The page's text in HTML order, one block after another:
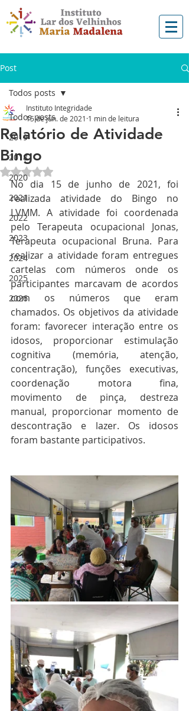
Post
Todos posts
2019
2018
2020
2021
2022
2023
2024
2025
2026
Todos posts
Relatório de Atividade
Bingo
Instituto Integridade
15 de jun. de 2021 1 min de leitura
Avaliado com NaN de 5 estrelas.
No dia 15 de junho de 2021, foi
realizada atividade do Bingo no
LVMM. A atividade foi coordenada
pelo Terapeuta ocupacional Jonas,
Terapeuta ocupacional Bruna. Para
realizar a atividade foram entregues
cartelas com números onde os
participantes marcavam de acordos
com os números que eram
chamados. Os objetivos da atividade
foram: favorecer interação entre os
idosos, proporcionar estimulação
cognitiva (memória, atenção,
concentração), funções executivas,
coordenação motora fina,
movimento de pinça, destreza
manual, proporcionar momento de
descontração e lazer. Os idosos
foram bastante participativos.